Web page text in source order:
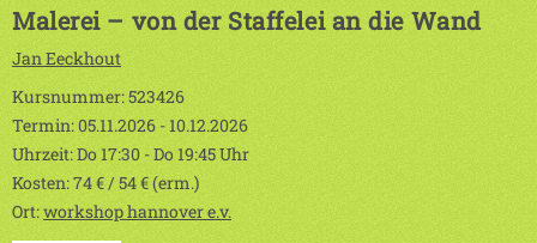
Malerei – von der Staffelei an die Wand
Jan Eeckhout
Kursnummer: 523426
Termin: 05.11.2026 - 10.12.2026
Uhrzeit: Do 17:30 - Do 19:45 Uhr
Kosten: 74 € / 54 € (erm.)
Ort:workshop hannover e.v.